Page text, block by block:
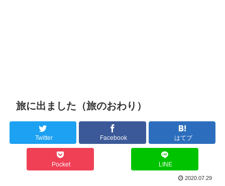
旅に出ました（旅のおわり）
Twitter Facebook はてブ
Pocket LINE
2020.07.29